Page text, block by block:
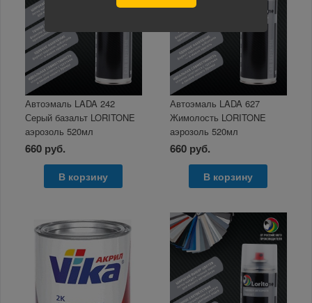
Автоэмаль LADA 242
Серый базальт LORITONE
аэрозоль 520мл
660 руб.
В корзину
Автоэмаль LADA 627
Жимолость LORITONE
аэрозоль 520мл
660 руб.
В корзину